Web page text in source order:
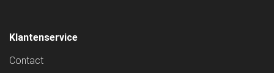
Klantenservice
Contact